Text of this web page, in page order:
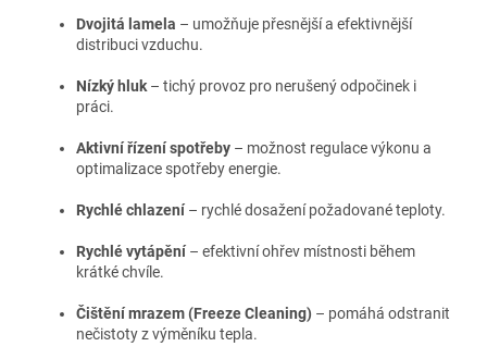
Dvojitá lamela – umožňuje přesnější a efektivnější
distribuci vzduchu.
Nízký hluk – tichý provoz pro nerušený odpočinek i
práci.
Aktivní řízení spotřeby – možnost regulace výkonu a
optimalizace spotřeby energie.
Rychlé chlazení – rychlé dosažení požadované teploty.
Rychlé vytápění – efektivní ohřev místnosti během
krátké chvíle.
Čištění mrazem (Freeze Cleaning) – pomáhá odstranit
nečistoty z výměníku tepla.